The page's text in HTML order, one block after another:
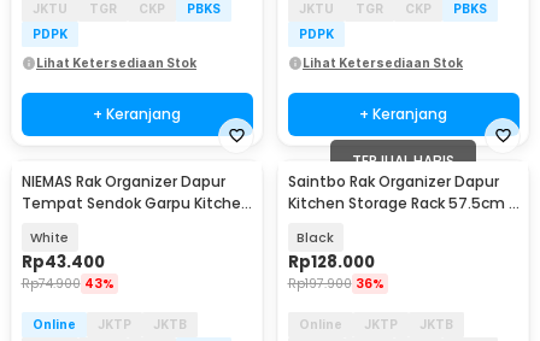
JKTU
TGR CKP
PBKS
PDPK
Lihat Ketersediaan Stok
+ Keranjang
JKTU
TGR CKP
PBKS
PDPK
Lihat Ketersediaan Stok
+ Keranjang
NIEMAS Rak Organizer Dapur
Tempat Sendok Garpu Kitchen
White
Rp43.400
Rp74.900 43%
Online JKTP
JKTB
TERJUAL HABIS
Saintbo Rak Organizer Dapur
Kitchen Storage Rack 57.5cm -
Black
Rp128.000
Rp197.900 36%
Online JKTP
JKTB